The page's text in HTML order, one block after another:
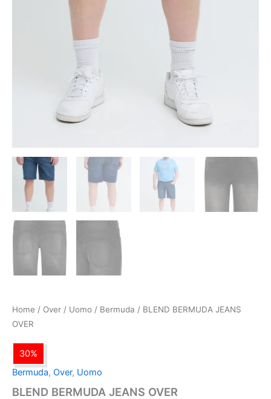
Home / Over / Uomo / Bermuda / BLEND BERMUDA JEANS
OVER
30%
Bermuda, Over, Uomo
BLEND BERMUDA JEANS OVER